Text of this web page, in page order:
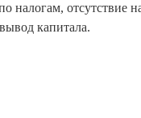
налогам, отсутствие
капитала.